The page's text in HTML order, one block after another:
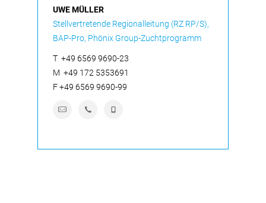
UWE MÜLLER
Stellvertretende Regionalleitung (RZ RP/S),
BAP-Pro, Phönix Group-Zuchtprogramm
T +49 6569 9690-23
M +49 172 5353691
F+49 6569 9690-99